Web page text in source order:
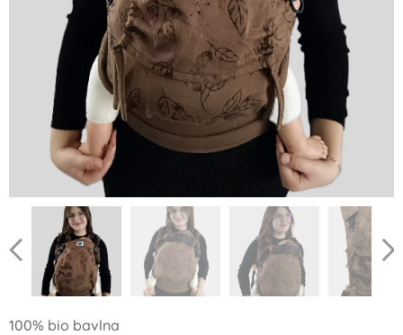
100% bio bavlna